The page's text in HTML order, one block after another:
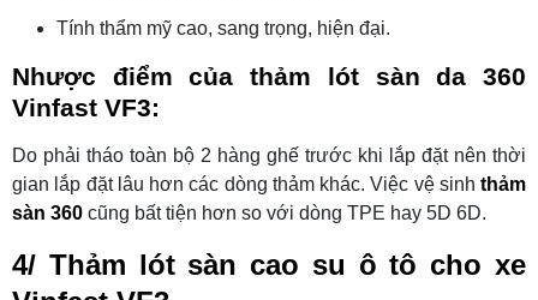
Tính thẩm mỹ cao, sang trọng, hiện đại.
Nhược điểm của thảm lót sàn da 360
Vinfast VF3:
Do phải tháo toàn bộ 2 hàng ghế trước khi lắp đặt nên thời
gian lắp đặt lâu hơn các dòng thảm khác. Việc vệ sinh thảm
sàn 360 cũng bất tiện hơn so với dòng TPE hay 5D 6D.
4/ Thảm lót sàn cao su ô tô cho xe